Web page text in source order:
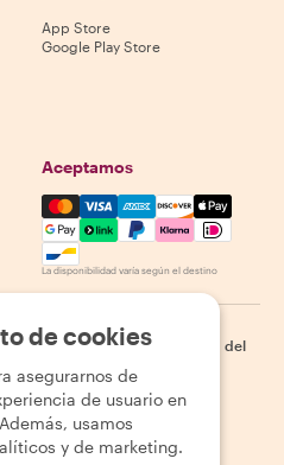
App Store
Google Play Store
Aceptamos
Mastercard, Visa, Amex,
La disponibilidad varía según el destino
de privacidad | Cookies
Mapa del
de cookies
asegurarnos de
de usuario en
usamos
y de marketing.